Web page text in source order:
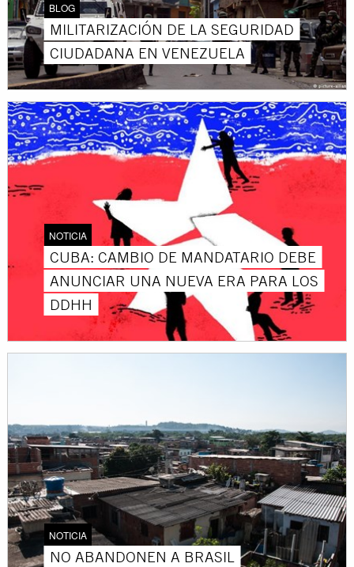
BLOG
MILITARIZACIÓN DE LA SEGURIDAD
CIUDADANA EN VENEZUELA
NOTICIA
CUBA: CAMBIO DE MANDATARIO DEBE
ANUNCIAR UNA NUEVA ERA PARA LOS
DDHH
NOTICIA
NO ABANDONEN A BRASIL